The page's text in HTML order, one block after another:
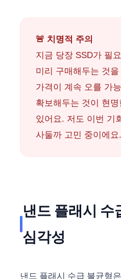
🚨 치명적 주의
지금 당장 SSD가 필
미리 구매해두는 것
가격이 계속 오를 가
확보해두는 것이 현
있어요. 저도 이번 기
사둘까 고민 중이에요.
낸드 플래시 수
심각성
낸드 플래시 수급 불균형